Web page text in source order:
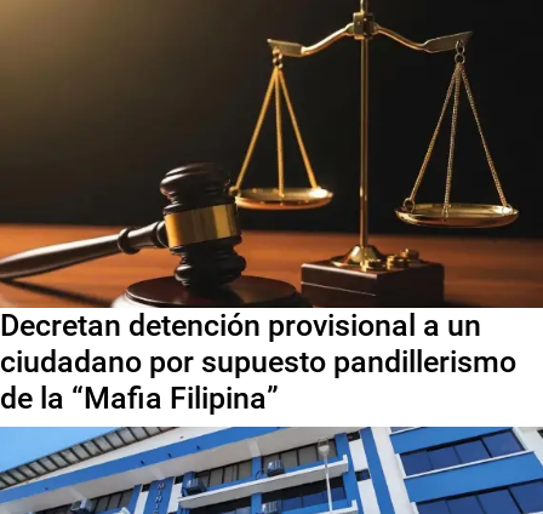
Decretan detención provisional a un
ciudadano por supuesto pandillerismo
de la “Mafia Filipina”